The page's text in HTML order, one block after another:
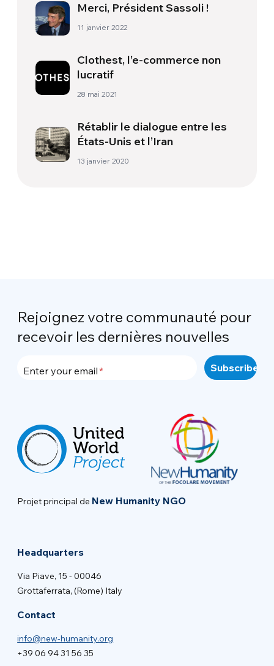
Merci, Président Sassoli !
11 janvier 2022
Clothest, l’e-commerce non
lucratif
28 mai 2021
Rétablir le dialogue entre les
États-Unis et l’Iran
13 janvier 2020
Rejoignez votre communauté pour
recevoir les dernières nouvelles
Enter your email
Projet principal de New Humanity NGO
Headquarters
Via Piave, 15 - 00046
Grottaferrata, (Rome) Italy
Contact
info@new-humanity.org
+39 06 94 31 56 35